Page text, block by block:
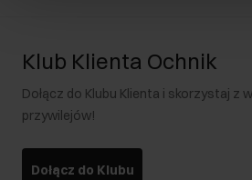
Klub Klienta Ochnik
Dołącz do Klubu Klienta i skorzystaj z
przywilejów!
Dołącz do Klubu